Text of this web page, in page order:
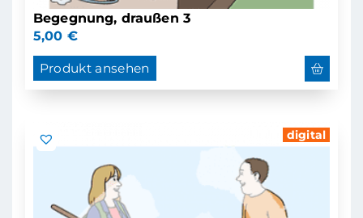
Begegnung, draußen 3
5,00 €
Produkt ansehen
digital